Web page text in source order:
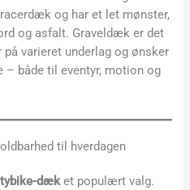
og har et let mønster,
og asfalt. Graveldæk er det
varieret underlag og ønsker
– både til eventyr, motion og
til hverdagen
dæket populært valg.